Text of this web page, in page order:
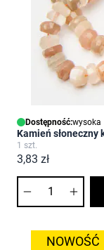
Dostępność:wysoka
Kamień
1 szt.
3,83 zł
NOWOŚĆ